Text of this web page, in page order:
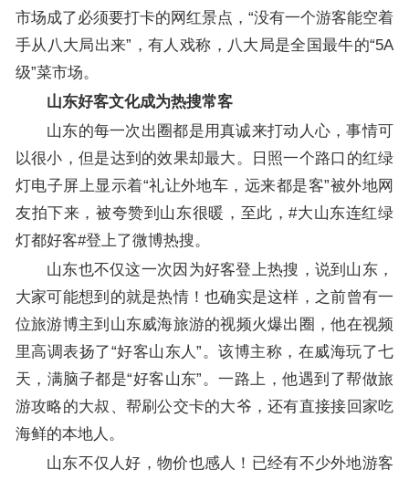
市场成了必须要打卡的网红景点，“没有一个游客能空着
手从八大局出来”，有人戏称，八大局是全国最牛的“5A
级”菜市场。
山东好客文化成为热搜常客
山东的每一次出圈都是用真诚来打动人心，事情可
以很小，但是达到的效果却最大。日照一个路口的红绿
灯电子屏上显示着“礼让外地车，远来都是客”被外地网
友拍下来，被夸赞到山东很暖，至此，#大山东连红绿
灯都好客#登上了微博热搜。
山东也不仅这一次因为好客登上热搜，说到山东，
大家可能想到的就是热情！也确实是这样，之前曾有一
位旅游博主到山东威海旅游的视频火爆出圈，他在视频
里高调表扬了“好客山东人”。该博主称，在威海玩了七
天，满脑子都是“好客山东”。一路上，他遇到了帮做旅
游攻略的大叔、帮刷公交卡的大爷，还有直接接回家吃
海鲜的本地人。
山东不仅人好，物价也感人！已经有不少外地游客